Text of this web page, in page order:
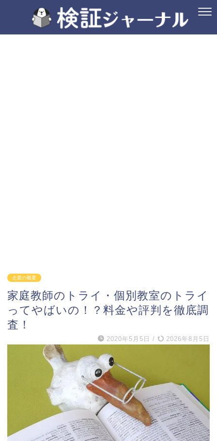
企業の概要
家庭教師のトライ・個別教室のトライ
ってやばいの！？料金や評判を徹底調
査！
2020年5月5日 / 2026年8月5日